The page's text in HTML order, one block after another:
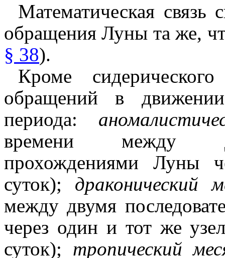
Математическая связь
обращения Луны та же,
§ 38).
Кроме
обращений в
периода:
времени между
прохождениями Луны
суток);
между двумя
через один и тот же
суток); тропический